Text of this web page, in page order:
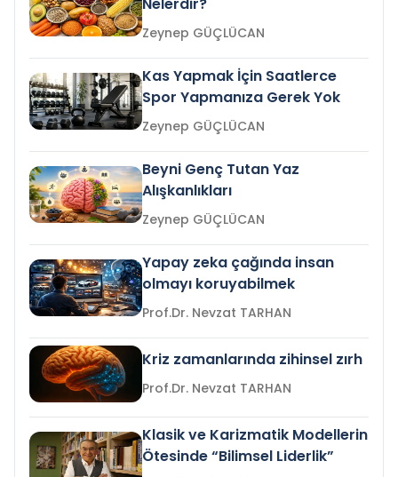
Zeynep GÜÇLÜCAN
Kas Yapmak İçin Saatlerce
Spor Yapmanıza Gerek Yok
Zeynep GÜÇLÜCAN
Beyni Genç Tutan Yaz
Alışkanlıkları
Zeynep GÜÇLÜCAN
Yapay zeka çağında insan
olmayı koruyabilmek
Prof.Dr. Nevzat TARHAN
Kriz zamanlarında zihinsel zırh
Prof.Dr. Nevzat TARHAN
Klasik ve Karizmatik Modellerin
Ötesinde “Bilimsel Liderlik”